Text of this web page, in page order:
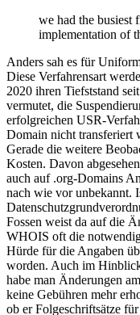
we had the busiest
implementation of
Anders sah es für
Diese Verfahrensart
2020 ihren Tiefststand
vermutet, die
erfolgreichen USR-
Domain nicht transferiert
Gerade die weitere
Kosten. Davon
auch auf .org-Domains
nach wie vor unbekannt.
Fossen weist da auf die
WHOIS oft die
Hürde für die Angaben
worden. Auch im
habe man Änderungen
keine Gebühren mehr
ob er Folgeschriftsätze